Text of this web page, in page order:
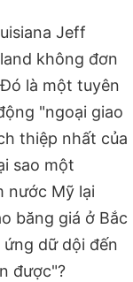
Jeff
không đơn
là một tuyên
"ngoại giao
thiệp nhất của
sao một
nước Mỹ lại
băng giá ở Bắc
ứng dữ dội đến
được"?